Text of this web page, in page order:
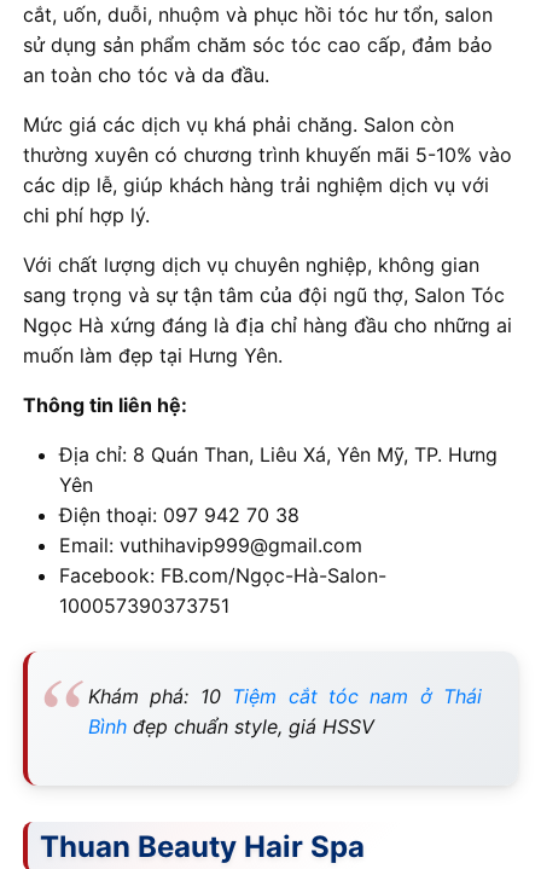
cắt, uốn, duỗi, nhuộm và phục hồi tóc hư tổn, salon
sử dụng sản phẩm chăm sóc tóc cao cấp, đảm bảo
an toàn cho tóc và da đầu.
Mức giá các dịch vụ khá phải chăng. Salon còn
thường xuyên có chương trình khuyến mãi 5-10% vào
các dịp lễ, giúp khách hàng trải nghiệm dịch vụ với
chi phí hợp lý.
Với chất lượng dịch vụ chuyên nghiệp, không gian
sang trọng và sự tận tâm của đội ngũ thợ, Salon Tóc
Ngọc Hà xứng đáng là địa chỉ hàng đầu cho những ai
muốn làm đẹp tại Hưng Yên.
Thông tin liên hệ:
Địa chỉ: 8 Quán Than, Liêu Xá, Yên Mỹ, TP. Hưng
Yên
Điện thoại: 097 942 70 38
Email: vuthihavip999@gmail.com
Facebook: FB.com/Ngọc-Hà-Salon-
100057390373751
Khám phá: 10 Tiệm cắt tóc nam ở Thái
Bình đẹp chuẩn style, giá HSSV
Thuan Beauty Hair Spa